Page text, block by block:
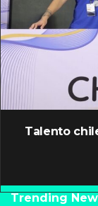
Talento
Trending